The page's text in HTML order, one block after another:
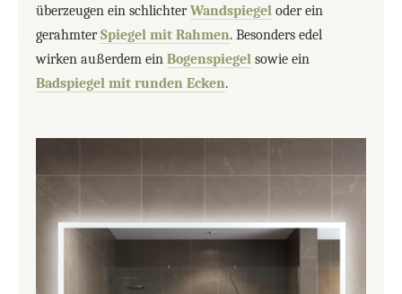
überzeugen ein schlichterWandspiegel oder ein
gerahmterSpiegel mit Rahmen. Besonders edel
wirken außerdem ein Bogenspiegel sowie ein
Badspiegel mit runden Ecken.